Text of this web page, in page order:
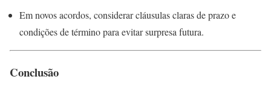
Em novos acordos, considerar cláusulas claras de prazo e
condições de término para evitar surpresa futura.
Conclusão